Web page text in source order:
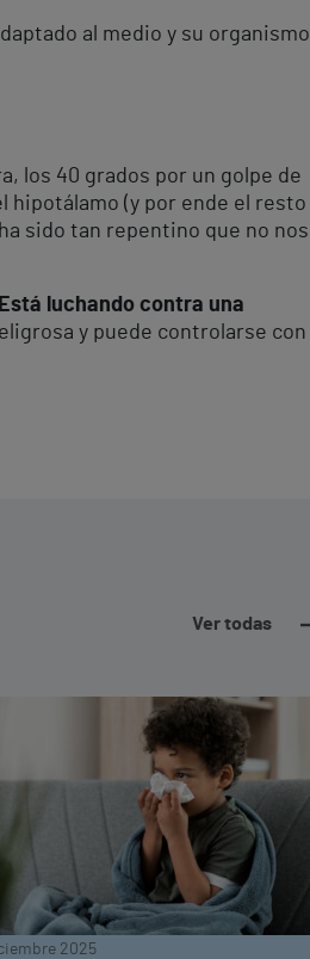
al medio y su organismo
los 40 grados por un golpe de
hipotálamo (y por ende el resto
sido tan repentino que no nos
Está luchando contra una
y puede controlarse con
Ver todas
2025